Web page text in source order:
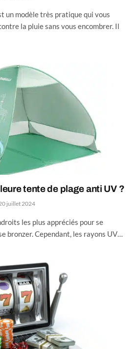
un modèle très pratique qui vous
la pluie sans vous encombrer. Il
tente de plage anti UV ?
juillet 2024
les plus appréciés pour se
bronzer. Cependant, les rayons UV…